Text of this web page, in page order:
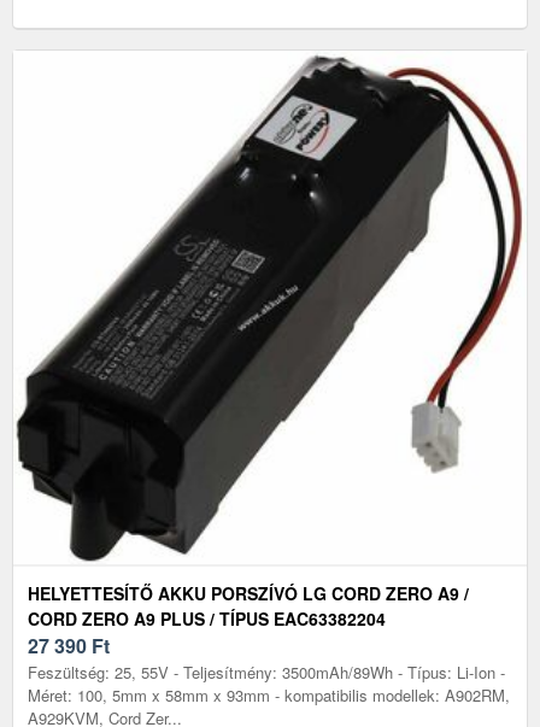
HELYETTESÍTŐ AKKU PORSZÍVÓ LG CORD ZERO A9 /
CORD ZERO A9 PLUS / TÍPUS EAC63382204
27 390 Ft
Feszültség: 25, 55V - Teljesítmény: 3500mAh/89Wh - Típus: Li-Ion -
Méret: 100, 5mm x 58mm x 93mm - kompatibilis modellek: A902RM,
A929KVM, Cord Zer...